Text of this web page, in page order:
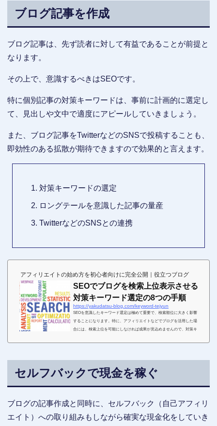
選択肢があり、それぞれジャンル別に利用するASPも異...
ブログ記事を作成
ブログ記事は、先ず読者に対して有益であることが前提と
なります。
その上で、意識するべきはSEOです。
特に個別記事の対策キーワードは、事前に計画的に選定し
て、見出しや文中で適度にアピールしていきましょう。
また、ブログ記事をTwitterなどのSNSで投稿することも、
即効性のある拡散が期待できますので効果的と言えます。
対策キーワードの選定
ロングテールを意識した記事の量産
TwitterなどのSNSとの連携
アフィリエイトの始め方を初心者向けに完全公開｜役立つブログ
SEOでブログを検索上位表示させる
対策キーワード選定の8つの手順
https://yakudatsu-blog.com/keyword-tejyun
SEOを意識したキーワード選定は極めて重要で、検索順位に大きく影響
することになります。特に、アフィリエイトなどでブログを活用した場
合には、検索上位を可能にしなければ成果が見込めませんので、対策キ
作成作業を常に念頭に取り組む必要があります。今回は...
セルフバックで現金を稼ぐ
ブログの記事作成と同時に、セルフバック（自己アフィリ
エイト）への取り組みもしながら確実な現金化をしていき